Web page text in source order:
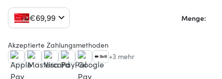
€69,99 Menge:
Akzeptierte Zahlungsmethoden
+3 mehr